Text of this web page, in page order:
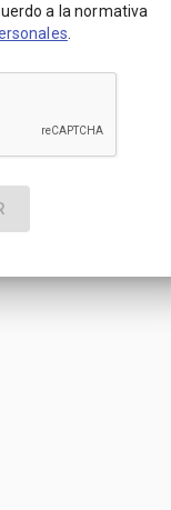
a la normativa
.